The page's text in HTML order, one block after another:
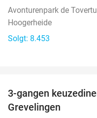
Avonturenpark de
Hoogerheide
Solgt: 8.453
3-gangen
Grevelingen